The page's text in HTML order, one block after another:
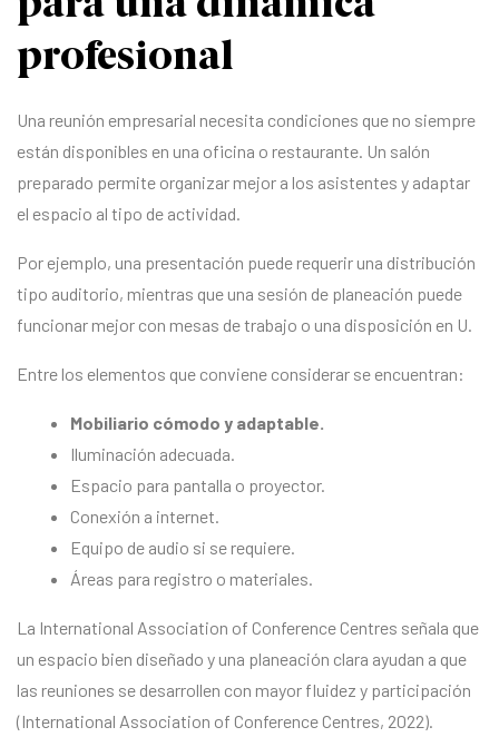
profesional
Una reunión empresarial necesita condiciones que no siempre
están disponibles en una oficina o restaurante. Un salón
preparado permite organizar mejor a los asistentes y adaptar
el espacio al tipo de actividad.
Por ejemplo, una presentación puede requerir una distribución
tipo auditorio, mientras que una sesión de planeación puede
funcionar mejor con mesas de trabajo o una disposición en U.
Entre los elementos que conviene considerar se encuentran:
Mobiliario cómodo y adaptable.
Iluminación adecuada.
Espacio para pantalla o proyector.
Conexión a internet.
Equipo de audio si se requiere.
Áreas para registro o materiales.
La International Association of Conference Centres señala que
un espacio bien diseñado y una planeación clara ayudan a que
las reuniones se desarrollen con mayor fluidez y participación
(International Association of Conference Centres, 2022).